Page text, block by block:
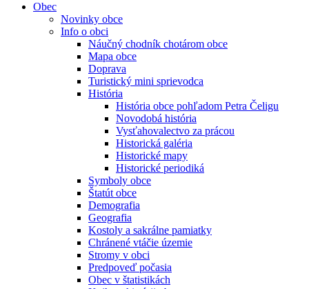
Obec
Novinky obce
Info o obci
Náučný chodník chotárom obce
Mapa obce
Doprava
Turistický mini sprievodca
História
História obce pohľadom Petra Čeligu
Novodobá história
Vysťahovalectvo za prácou
Historická galéria
Historické mapy
Historické periodiká
Symboly obce
Štatút obce
Demografia
Geografia
Kostoly a sakrálne pamiatky
Chránené vtáčie územie
Stromy v obci
Predpoveď počasia
Obec v štatistikách